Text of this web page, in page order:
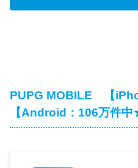
PUPG MOBILE 【
【Android：106万件中